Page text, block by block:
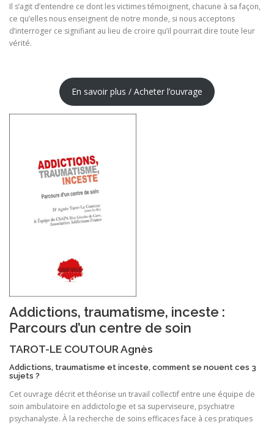
Il s’agit d’entendre ce dont les victimes témoignent, chacune à sa façon,
ce qu’elles nous enseignent de notre monde, si nous acceptons
d’interroger ce signifiant au lieu de croire qu’il pourrait dire toute leur
vérité.
En savoir plus / Acheter l’ouvrage
Addictions, traumatisme, inceste :
Parcours d’un centre de soin
TAROT-LE COUTOUR Agnès
Addictions, traumatisme et inceste, comment se nouent ces 3
sujets ?
Cet ouvrage décrit et théorise un travail collectif entre une équipe de
soin ambulatoire en addictologie et sa superviseure, psychiatre
psychanalyste. À la recherche de soins efficaces face à ces pratiques